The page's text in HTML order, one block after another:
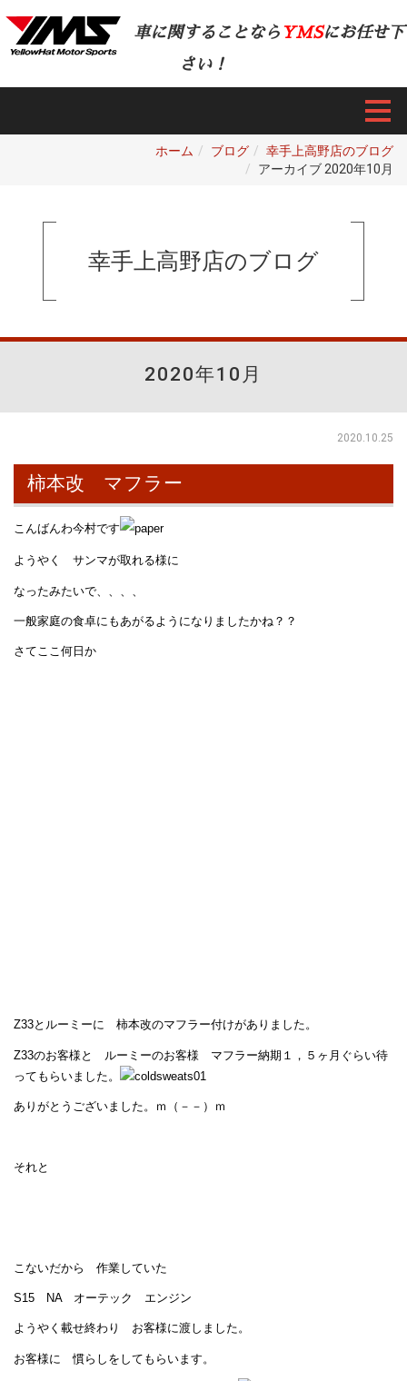
車に関することなら YMSにお任せ下
さい！
ホーム ブログ
幸手上高野店のブログ
アーカイブ 2020年10月
幸手上高野店のブログ
2020年10月
2020.10.25
柿本改 マフラー
こんばんわ今村です
ようやく サンマが取れる様に
なったみたいで、、、、
一般家庭の食卓にもあがるようになりましたかね？？
さてここ何日か
Z33とルーミーに 柿本改のマフラー付けがありました。
Z33のお客様と ルーミーのお客様 マフラー納期１，５ヶ月ぐらい待
ってもらいました。
ありがとうございました。ｍ（－－）ｍ
それと
こないだから 作業していた
S15 NA オーテック エンジン
ようやく載せ終わり お客様に渡しました。
お客様に 慣らしをしてもらいます。